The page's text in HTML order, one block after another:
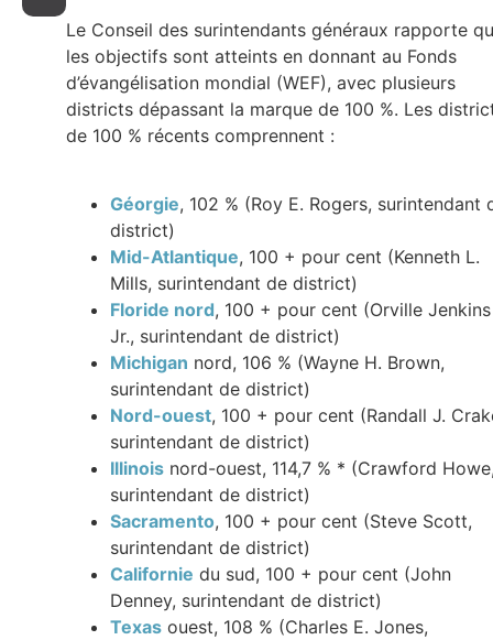
Le Conseil des surintendants généraux rapporte
les objectifs sont atteints en donnant au Fonds
d’évangélisation mondial (WEF), avec plusieurs
districts dépassant la marque de 100 %. Les
de 100 % récents comprennent :
Géorgie, 102 % (Roy E. Rogers, surintendant
district)
Mid-Atlantique, 100 + pour cent (Kenneth L.
Mills, surintendant de district)
Floride nord, 100 + pour cent (Orville Jenkins
Jr., surintendant de district)
Michigan nord, 106 % (Wayne H. Brown,
surintendant de district)
Nord-ouest, 100 + pour cent (Randall J.
surintendant de district)
Illinois nord-ouest, 114,7 % * (Crawford
surintendant de district)
Sacramento, 100 + pour cent (Steve Scott,
surintendant de district)
Californie du sud, 100 + pour cent (John
Denney, surintendant de district)
Texas ouest, 108 % (Charles E. Jones,